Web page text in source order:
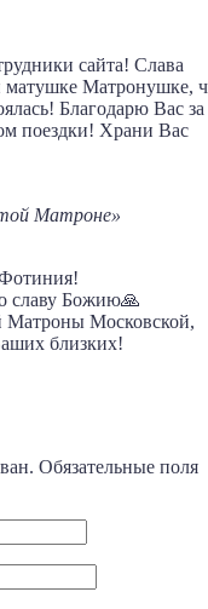
сайта! Слава
матушке Матронушке,
Благодарю Вас за
поездки! Храни Вас
Матроне»
Фотиния!
славу Божию🙏
Московской,
близких!
Обязательные поля